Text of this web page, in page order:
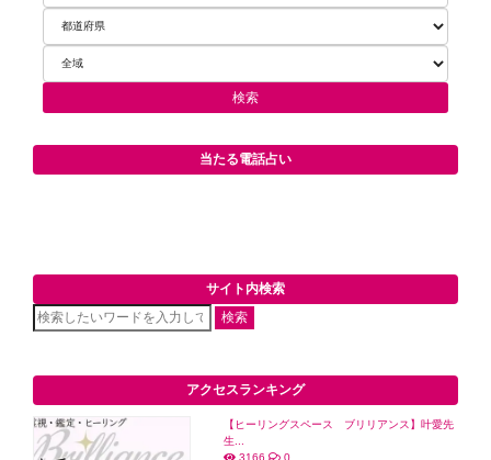
当たる電話占い
サイト内検索
検索
アクセスランキング
【ヒーリングスペース ブリリアンス】叶愛先
生...
3166
0